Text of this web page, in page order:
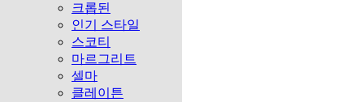
크롭된
인기 스타일
스코티
마르그리트
셀마
클레이튼